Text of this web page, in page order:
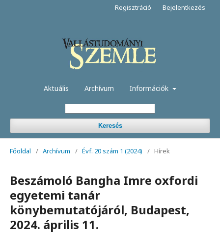
Aktuális Archívum Információk
Keresés
Regisztráció Bejelentkezés
Főoldal / Archívum / Évf. 20 szám 1 (2024) / Hírek
Beszámoló Bangha Imre oxfordi
egyetemi tanár
könybemutatójáról, Budapest,
2024. április 11.